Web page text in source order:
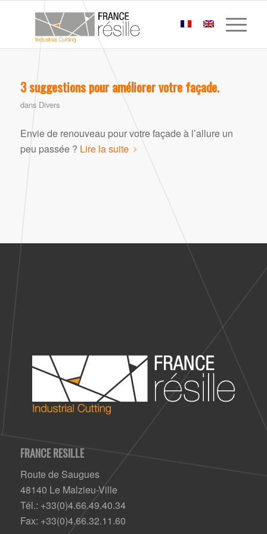
3 suggestions pour améliorer votre façade.
dans Divers
Envie de renouveau pour votre façade à l’allure un
peu passée ? Lire la suite
FRANCE RESILLE
Route de Saugues
48140 Le Malzieu-Ville
Tél.: +33(0)4.66.49.40.34
Fax: +33(0)4.66.32.11.60